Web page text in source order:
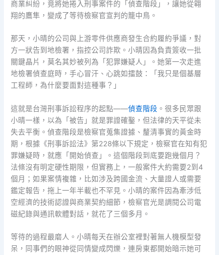
商業糾紛，竟將她捲入刑事案件的「偵查階段」，讓她從翱
翔的鷹隼，變成了等待檢察官宣判的籠中鳥。
那天，小晴的公司與上游零件供應商發生合約履約爭議，對
方一狀告到地檢署，指控公司詐欺。小晴因為負責簽收一批
關鍵晶片，莫名其妙被列為「犯罪嫌疑人」。她第一次走進
地檢署偵查庭時，手心冒汗、心跳如擂鼓：「我只是個基層
工程師，為什麼要面對這種事？」
這就是台灣刑事訴訟程序的起點——偵查階段 。很多民眾跟
小晴一樣，以為「被告」就是罪證確鑿，但法律的天平從未
失去平衡。偵查階段是檢察官蒐集證據、釐清事實的黃金時
期，根據《刑事訴訟法》第228條以下規定，檢察官在知有犯
罪嫌疑時，就應「開始偵查」。這個階段到底要跑幾個月？
法條沒有明定硬性期限，但實務上，一般案件大約需要2到4
個月；如果案情複雜，比如涉及跨國金流、大量證人或需要
鑑定報告，拖上一年半載也不罕見。小晴的案件因為牽涉低
空經濟的技術認證與商業契約細節，檢察官光是調閱公司電
磁紀錄與通訊軟體對話，就花了三個多月。
等待的過程最磨人。小晴每天在辦公室裡對著無人機模型發
呆，同事們的眼神從同情變成閃爍，連房東都開始暗示她可